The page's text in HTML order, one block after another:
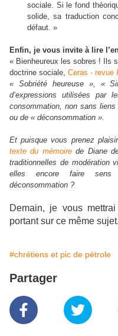
sociale. Si le fond
solide, sa traduction
défaut. »
Enfin, je vous invite à lire
« Bienheureux les sobres ! Ils
doctrine sociale, Ceras - revue
« Sobriété heureuse », «
d’expressions utilisées par
consommation, non sans
ou de « déconsommation ».
Et puisque vous prenez
texte du mémoirede Diane
traditionnelles de modération
elles encore faire
déconsommation ?
Demain, je vous
portant sur ce même sujet.
#chrétiens et pic de pétrole
Partager